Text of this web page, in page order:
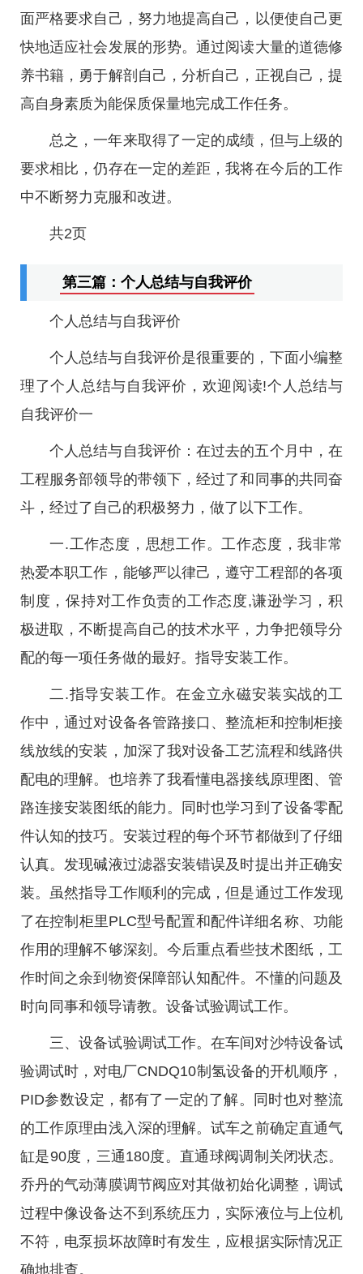
面严格要求自己，努力地提高自己，以便使自己更
快地适应社会发展的形势。通过阅读大量的道德修
养书籍，勇于解剖自己，分析自己，正视自己，提
高自身素质为能保质保量地完成工作任务。
总之，一年来取得了一定的成绩，但与上级的
要求相比，仍存在一定的差距，我将在今后的工作
中不断努力克服和改进。
共2页
第三篇：个人总结与自我评价
个人总结与自我评价
个人总结与自我评价是很重要的，下面小编整
理了个人总结与自我评价，欢迎阅读!个人总结与
自我评价一
个人总结与自我评价：在过去的五个月中，在
工程服务部领导的带领下，经过了和同事的共同奋
斗，经过了自己的积极努力，做了以下工作。
一.工作态度，思想工作。工作态度，我非常
热爱本职工作，能够严以律己，遵守工程部的各项
制度，保持对工作负责的工作态度,谦逊学习，积
极进取，不断提高自己的技术水平，力争把领导分
配的每一项任务做的最好。指导安装工作。
二.指导安装工作。在金立永磁安装实战的工
作中，通过对设备各管路接口、整流柜和控制柜接
线放线的安装，加深了我对设备工艺流程和线路供
配电的理解。也培养了我看懂电器接线原理图、管
路连接安装图纸的能力。同时也学习到了设备零配
件认知的技巧。安装过程的每个环节都做到了仔细
认真。发现碱液过滤器安装错误及时提出并正确安
装。虽然指导工作顺利的完成，但是通过工作发现
了在控制柜里PLC型号配置和配件详细名称、功能
作用的理解不够深刻。今后重点看些技术图纸，工
作时间之余到物资保障部认知配件。不懂的问题及
时向同事和领导请教。设备试验调试工作。
三、设备试验调试工作。在车间对沙特设备试
验调试时，对电厂CNDQ10制氢设备的开机顺序，
PID参数设定，都有了一定的了解。同时也对整流
的工作原理由浅入深的理解。试车之前确定直通气
缸是90度，三通180度。直通球阀调制关闭状态。
乔丹的气动薄膜调节阀应对其做初始化调整，调试
过程中像设备达不到系统压力，实际液位与上位机
不符，电泵损坏故障时有发生，应根据实际情况正
确地排查。